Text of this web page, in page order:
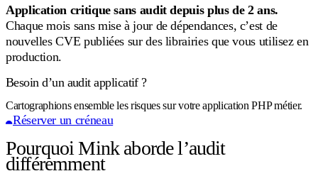
Application critique sans audit depuis plus de 2 ans.
Chaque mois sans mise à jour de dépendances, c’est de
nouvelles CVE publiées sur des librairies que vous utilisez en
production.
Besoin d’un audit applicatif ?
Cartographions ensemble les risques sur votre application PHP métier.
Réserver un créneau
Pourquoi Mink aborde l’audit
différemment